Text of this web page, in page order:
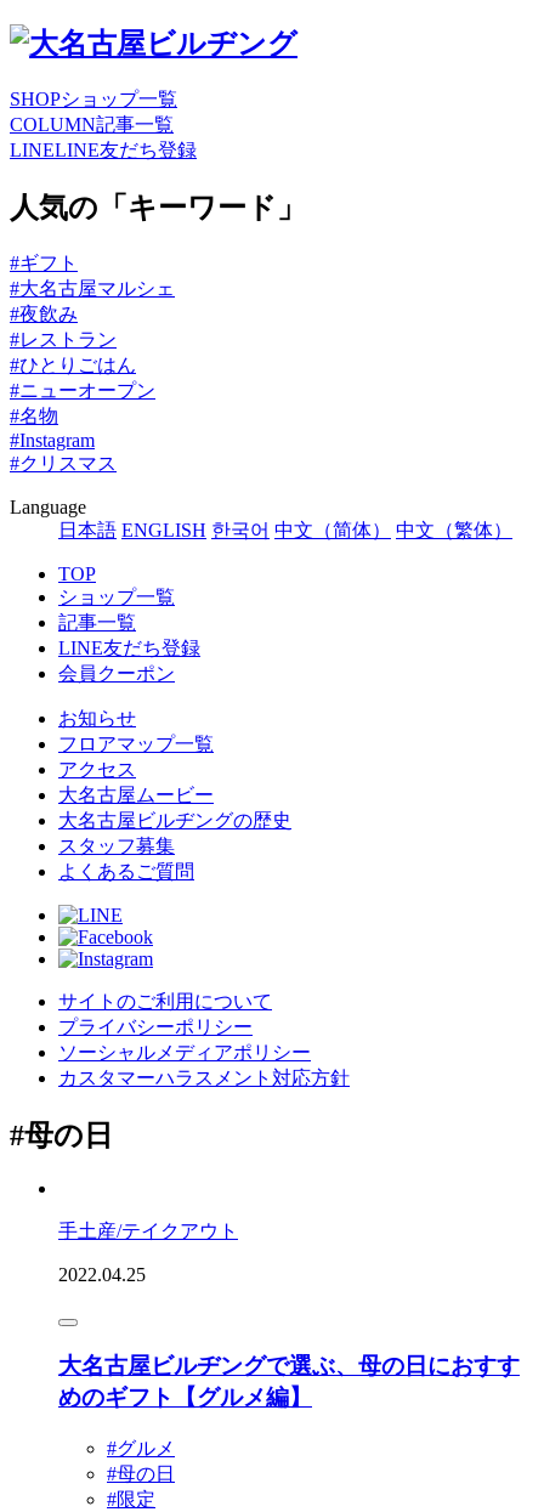
SHOPショップ一覧
COLUMN記事一覧
LINELINE友だち登録
人気の「キーワード」
#ギフト
#大名古屋マルシェ
#夜飲み
#レストラン
#ひとりごはん
#ニューオープン
#名物
#Instagram
#クリスマス
Language
日本語 ENGLISH 한국어 中文（简体） 中文（繁体）
TOP
ショップ一覧
記事一覧
LINE友だち登録
会員クーポン
お知らせ
フロアマップ一覧
アクセス
大名古屋ムービー
大名古屋ビルヂングの歴史
スタッフ募集
よくあるご質問
サイトのご利用について
プライバシーポリシー
ソーシャルメディアポリシー
カスタマーハラスメント対応方針
#母の日
手土産/テイクアウト
2022.04.25
大名古屋ビルヂングで選ぶ、母の日におすす
めのギフト【グルメ編】
#グルメ
#母の日
#限定